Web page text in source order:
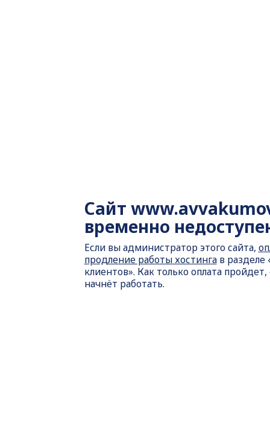
Сайт
временно
Если вы администратор этого сайта,
продление работы хостингав разделе
клиентов». Как только оплата пройдет,
начнёт работать.